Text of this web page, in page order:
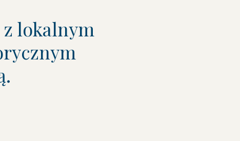
lokalnym